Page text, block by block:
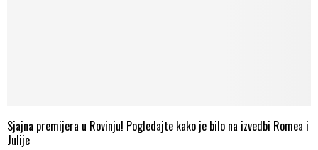
Sjajna premijera u Rovinju! Pogledajte kako je bilo na izvedbi Romea i
Julije